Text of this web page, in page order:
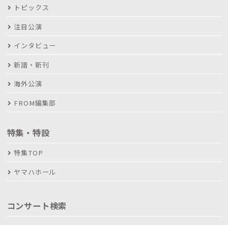
トピックス
注目公演
インタビュー
新譜・新刊
海外公演
FROM編集部
特集・特設
特集TOP
ヤマハホール
コンサート検索